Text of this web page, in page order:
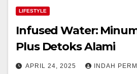
LIFESTYLE
Infused Water:
Plus Detoks Alami
APRIL 24, 2025 INDAH